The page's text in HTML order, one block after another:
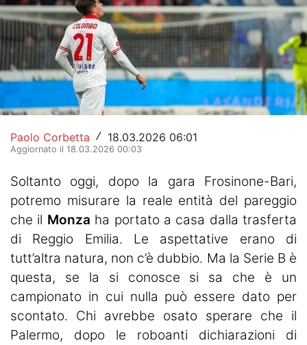
Pallanuoto
Pallamano
Altre
News
Turismo
Eventi
Paolo Corbetta / 18.03.2026 06:01
Aggiornato il 18.03.2026 00:03
Soltanto oggi, dopo la gara Frosinone-Bari,
potremo misurare la reale entità del pareggio
che il Monza ha portato a casa dalla trasferta
di Reggio Emilia. Le aspettative erano di
tutt’altra natura, non c’è dubbio. Ma la Serie B è
questa, se la si conosce si sa che è un
campionato in cui nulla può essere dato per
scontato. Chi avrebbe osato sperare che il
Palermo, dopo le roboanti dichiarazioni di